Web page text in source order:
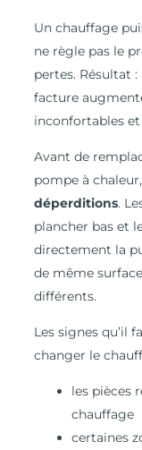
Un chauffage
ne règle pas le
pertes. Résultat
facture
inconfortables et
Avant de
pompe à
déperditions.
plancher bas et
directement la
de même
différents.
Les signes qu’il
changer le
les pièces
chauffage
certaines